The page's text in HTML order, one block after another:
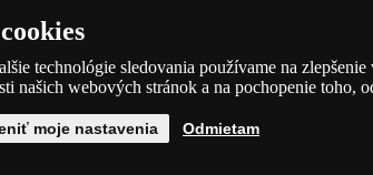
technológie sledovania používame na
našich webových stránok a na pochopenie toho,
moje nastavenia Odmietam